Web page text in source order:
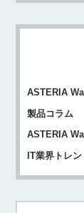
ASTERIA
製品コラム
ASTERIA
IT業界トレン